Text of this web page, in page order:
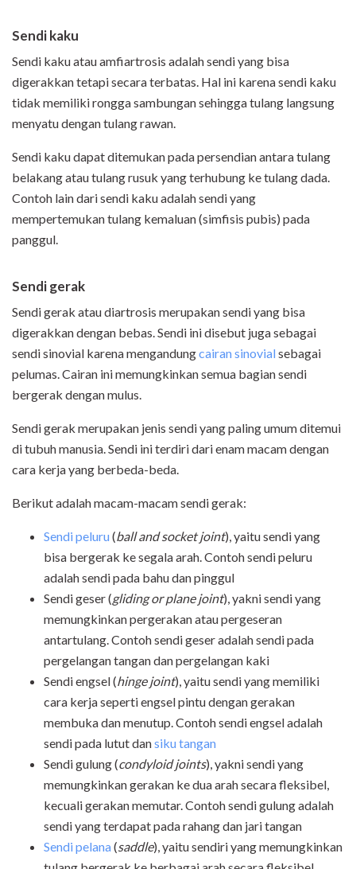
Sendi kaku
Sendi kaku atau amfiartrosis adalah sendi yang bisa
digerakkan tetapi secara terbatas. Hal ini karena sendi kaku
tidak memiliki rongga sambungan sehingga tulang langsung
menyatu dengan tulang rawan.
Sendi kaku dapat ditemukan pada persendian antara tulang
belakang atau tulang rusuk yang terhubung ke tulang dada.
Contoh lain dari sendi kaku adalah sendi yang
mempertemukan tulang kemaluan (simfisis pubis) pada
panggul.
Sendi gerak
Sendi gerak atau diartrosis merupakan sendi yang bisa
digerakkan dengan bebas. Sendi ini disebut juga sebagai
sendi sinovial karena mengandungcairan sinovialsebagai
pelumas. Cairan ini memungkinkan semua bagian sendi
bergerak dengan mulus.
Sendi gerak merupakan jenis sendi yang paling umum ditemui
di tubuh manusia. Sendi ini terdiri dari enam macam dengan
cara kerja yang berbeda-beda.
Berikut adalah macam-macam sendi gerak:
Sendi peluru(ball and socket joint), yaitu sendi yang
bisa bergerak ke segala arah. Contoh sendi peluru
adalah sendi pada bahu dan pinggul
Sendi geser (gliding or plane joint), yakni sendi yang
memungkinkan pergerakan atau pergeseran
antartulang. Contoh sendi geser adalah sendi pada
pergelangan tangan dan pergelangan kaki
Sendi engsel (hinge joint), yaitu sendi yang memiliki
cara kerja seperti engsel pintu dengan gerakan
membuka dan menutup. Contoh sendi engsel adalah
sendi pada lutut dansiku tangan
Sendi gulung (condyloid joints), yakni sendi yang
memungkinkan gerakan ke dua arah secara fleksibel,
kecuali gerakan memutar. Contoh sendi gulung adalah
sendi yang terdapat pada rahang dan jari tangan
Sendi pelana(saddle), yaitu sendiri yang memungkinkan